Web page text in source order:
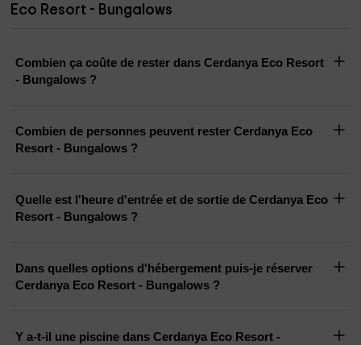
Eco Resort - Bungalows
Combien ça coûte de rester dans Cerdanya Eco Resort
- Bungalows ?
Combien de personnes peuvent rester Cerdanya Eco
Resort - Bungalows ?
Quelle est l'heure d'entrée et de sortie de Cerdanya Eco
Resort - Bungalows ?
Dans quelles options d'hébergement puis-je réserver
Cerdanya Eco Resort - Bungalows ?
Y a-t-il une piscine dans Cerdanya Eco Resort -